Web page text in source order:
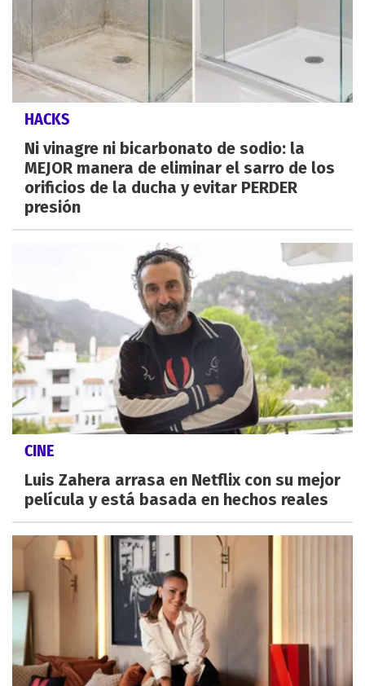
HACKS
Ni vinagre ni bicarbonato de sodio: la
MEJOR manera de eliminar el sarro de los
orificios de la ducha y evitar PERDER
presión
CINE
Luis Zahera arrasa en Netflix con su mejor
película y está basada en hechos reales